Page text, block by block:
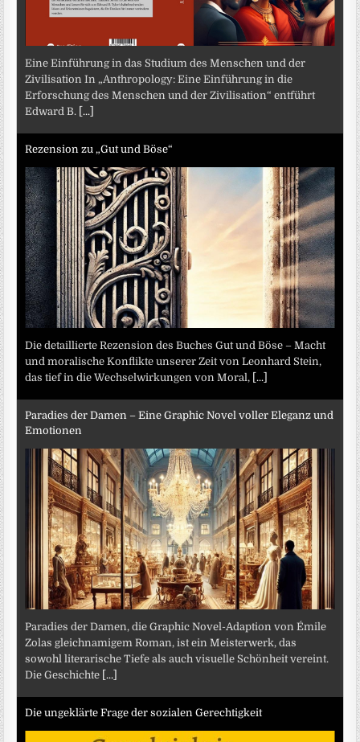
Eine Einführung in das Studium des Menschen und der
Zivilisation In „Anthropology: Eine Einführung in die
Erforschung des Menschen und der Zivilisation“ entführt
Edward B. [...]
Rezension zu „Gut und Böse“
Die detaillierte Rezension des Buches Gut und Böse – Macht
und moralische Konflikte unserer Zeit von Leonhard Stein,
das tief in die Wechselwirkungen von Moral, [...]
Paradies der Damen – Eine Graphic Novel voller Eleganz und
Emotionen
Paradies der Damen, die Graphic Novel-Adaption von Émile
Zolas gleichnamigem Roman, ist ein Meisterwerk, das
sowohl literarische Tiefe als auch visuelle Schönheit vereint.
Die Geschichte [...]
Die ungeklärte Frage der sozialen Gerechtigkeit